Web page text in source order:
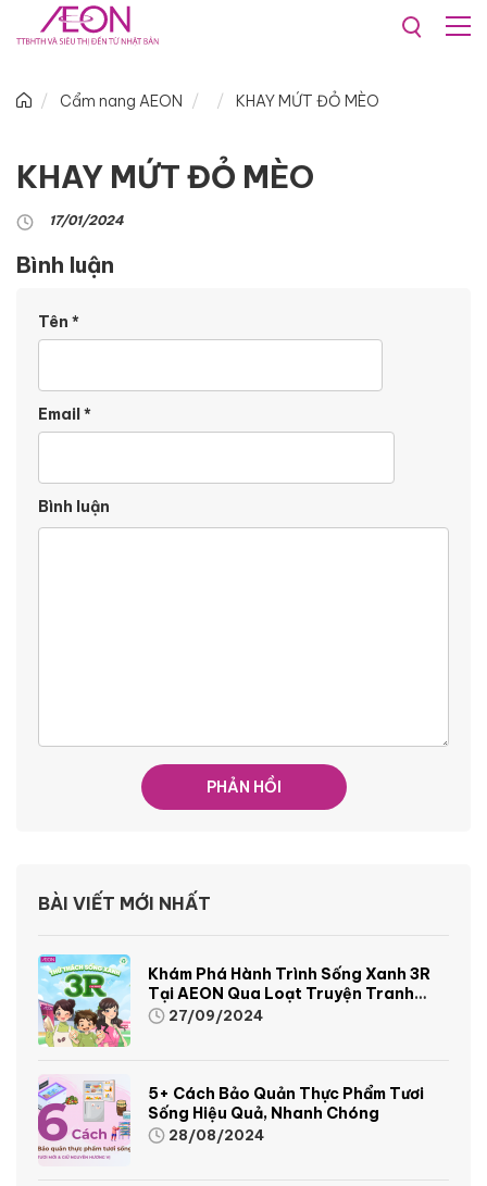
Cẩm nang AEON KHAY MỨT ĐỎ MÈO
KHAY MỨT ĐỎ MÈO
17/01/2024
Bình luận
Tên *
Email*
Bình luận
BÀI VIẾT MỚI NHẤT
Khám Phá Hành Trình Sống Xanh 3R
Tại AEON Qua Loạt Truyện Tranh
Sinh Động Và Thú Vị
27/09/2024
5+ Cách Bảo Quản Thực Phẩm Tươi
Sống Hiệu Quả, Nhanh Chóng
28/08/2024